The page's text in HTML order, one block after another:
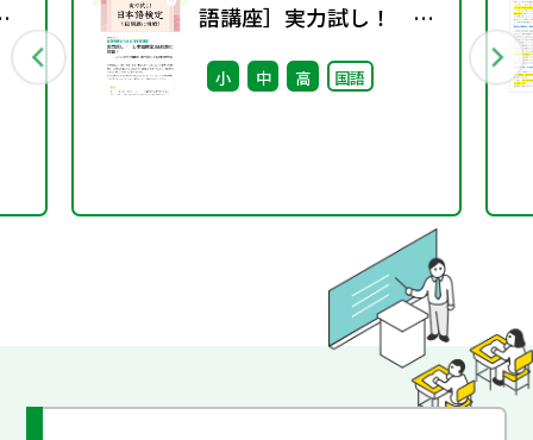
語講座］実力試し！ 日
本語検定1級問題に挑
戦！
小 中 高 国語